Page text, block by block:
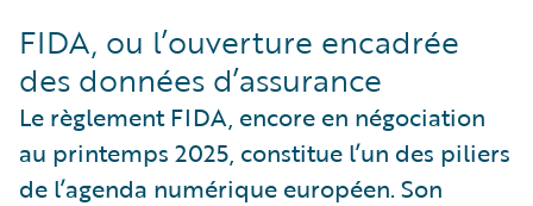
FIDA, ou l’ouverture encadrée
des données d’assurance
Le règlement FIDA, encore en négociation
au printemps 2025, constitue l’un des piliers
de l’agenda numérique européen. Son